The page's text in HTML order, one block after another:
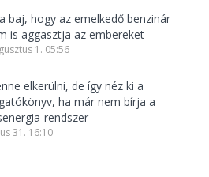
baj, hogy az emelkedő benzinár
is aggasztja az embereket
1. 05:56
elkerülni, de így néz ki a
ha már nem bírja a
rendszer
31. 16:10